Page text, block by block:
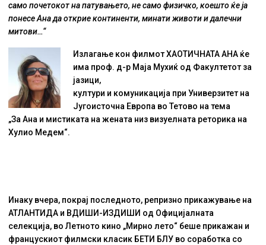
само почетокот на патувањето, не само физичко, коешто ќе ја
понесе Ана да открие континенти, минати животи и далечни
митови…“
Излагање кон филмот ХАОТИЧНАТА АНА ќе
има проф. д-р Маја Мухиќ од Факултетот за
јазици,
култури и комуникација при Универзитет на
Југоисточна Европа во Тетово на тема
„За Ана и мистиката на жената низ визуелната реторика на
Хулио Медем“.
Инаку вчера, покрај последното, репризно прикажување на
АТЛАНТИДА и ВДИШИ-ИЗДИШИ од Официјалната
селекција, во Летното кино „Мирно лето“ беше прикажан и
францускиот филмски класик БЕТИ БЛУ во соработка со